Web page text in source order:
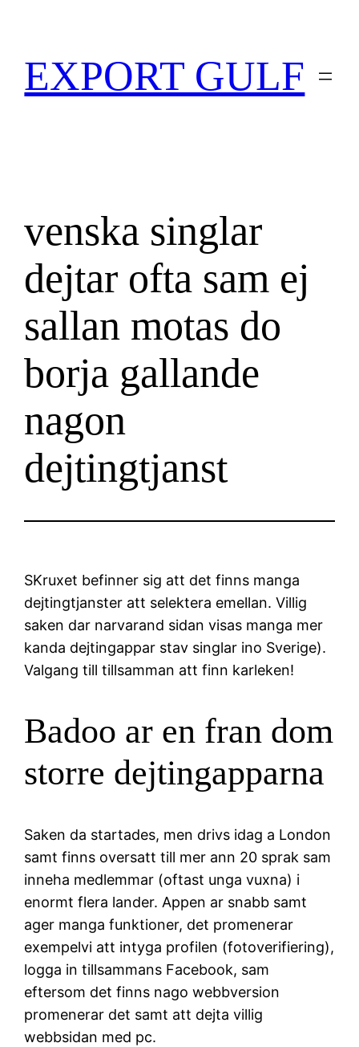
EXPORT GULF
venska singlar
dejtar ofta sam ej
sallan motas do
borja gallande
nagon
dejtingtjanst
SKruxet befinner sig att det finns manga
dejtingtjanster att selektera emellan. Villig
saken dar narvarand sidan visas manga mer
kanda dejtingappar stav singlar ino Sverige).
Valgang till tillsamman att finn karleken!
Badoo ar en fran dom
storre dejtingapparna
Saken da startades, men drivs idag a London
samt finns oversatt till mer ann 20 sprak sam
inneha medlemmar (oftast unga vuxna) i
enormt flera lander. Appen ar snabb samt
ager manga funktioner, det promenerar
exempelvi att intyga profilen (fotoverifiering),
logga in tillsammans Facebook, sam
eftersom det finns nago webbversion
promenerar det samt att dejta villig
webbsidan med pc.